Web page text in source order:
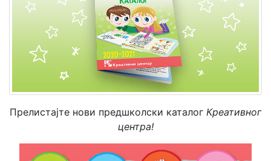
Latinica
Мој
налог
Прелистајте нови предшколски каталог Креативног
центра!